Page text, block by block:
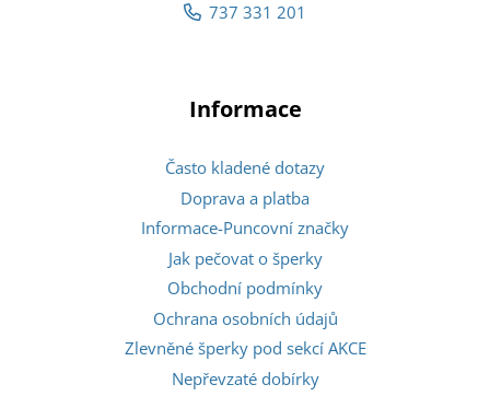
737 331 201
Informace
Často kladené dotazy
Doprava a platba
Informace-Puncovní značky
Jak pečovat o šperky
Obchodní podmínky
Ochrana osobních údajů
Zlevněné šperky pod sekcí AKCE
Nepřevzaté dobírky